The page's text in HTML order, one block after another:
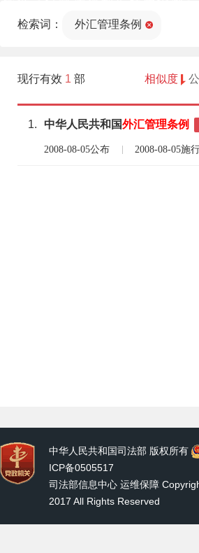
法部官网)同步公
检索词： 外汇管理条例
现行有效 1 部 相似度
1. 中华人民共和国外汇管理条例
2008-08-05公布 2008-08-05施
中华人民共和国司法部 版权所有
ICP备0505517
司法部信息中心 运维保障
2017 All Rights Reserved